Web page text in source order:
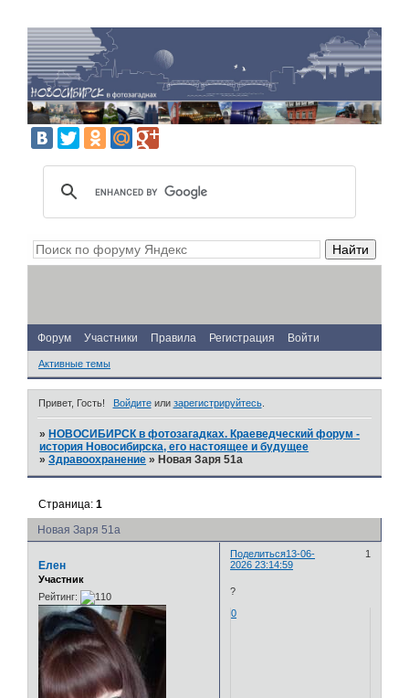
Форум Участники Правила Регистрация Войти
Активные темы
Привет, Гость! Войдитеили зарегистрируйтесь.
» НОВОСИБИРСК в фотозагадках. Краеведческий форум -
история Новосибирска, его настоящее и будущее
»Здравоохранение » Новая Заря 51а
Новая Заря 51а
Страница:1
Поделиться 1
13-06-
2026 23:14:59
Елен
Участник
Рейтинг:
?
0